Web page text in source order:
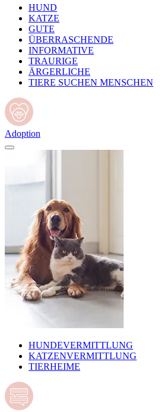
HUND
KATZE
GUTE
ÜBERRASCHENDE
INFORMATIVE
TRAURIGE
ÄRGERLICHE
TIERE SUCHEN MENSCHEN
Adoption
HUNDEVERMITTLUNG
KATZENVERMITTLUNG
TIERHEIME